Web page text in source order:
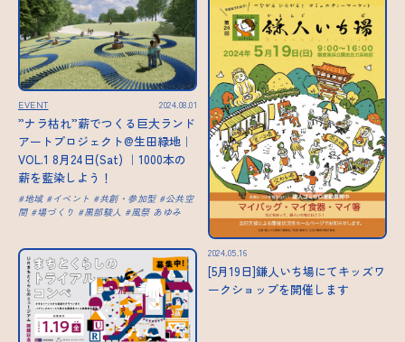
EVENT 2024.08.01
”ナラ枯れ”薪でつくる巨大ランド
アートプロジェクト@生田緑地｜
VOL.1 8月24日(Sat) ｜1000本の
薪を藍染しよう！
地域 イベント 共創・参加型
公共空
間
場づくり 黒部駿人 風祭 あゆみ
2024.05.16
[5月19日]鎌人いち場にてキッズワ
ークショップを開催します